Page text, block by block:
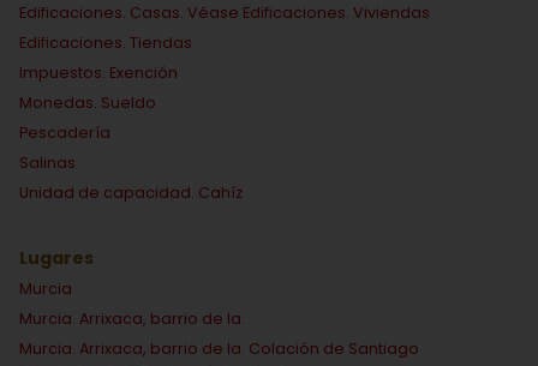
Edificaciones. Casas. Véase Edificaciones. Viviendas
Edificaciones. Tiendas
Impuestos. Exención
Monedas. Sueldo
Pescadería
Salinas
Unidad de capacidad. Cahíz
Lugares
Murcia
Murcia. Arrixaca, barrio de la.
Murcia. Arrixaca, barrio de la. Colación de Santiago